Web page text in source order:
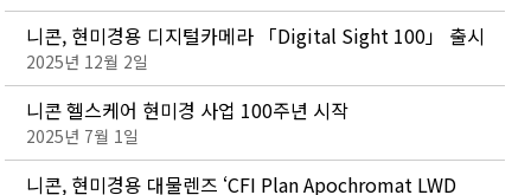
니콘, 현미경용 디지털카메라 「Digital Sight 100」 출시
2025년 12월 2일
니콘 헬스케어 현미경 사업 100주년 시작
2025년 7월 1일
니콘, 현미경용 대물렌즈 ‘CFI Plan Apochromat LWD